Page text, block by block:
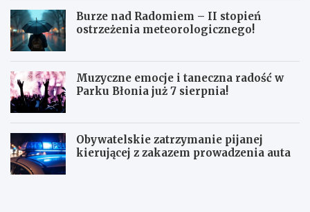
Burze nad Radomiem – II stopień
ostrzeżenia meteorologicznego!
Muzyczne emocje i taneczna radość w
Parku Błonia już 7 sierpnia!
Obywatelskie zatrzymanie pijanej
kierującej z zakazem prowadzenia auta
G
B